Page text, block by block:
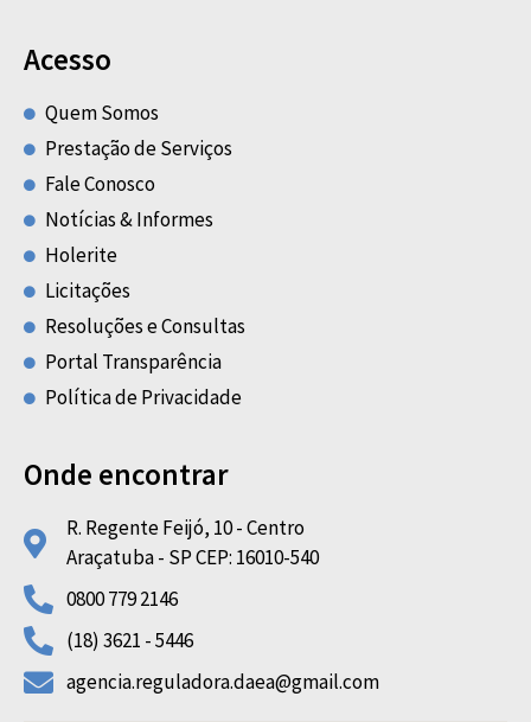
Acesso
Quem Somos
Prestação de Serviços
Fale Conosco
Notícias & Informes
Holerite
Licitações
Resoluções e Consultas
Portal Transparência
Política de Privacidade
Onde encontrar
R. Regente Feijó, 10 - Centro
Araçatuba - SP CEP: 16010-540
0800 779 2146
(18) 3621 - 5446
agencia.reguladora.daea@gmail.com